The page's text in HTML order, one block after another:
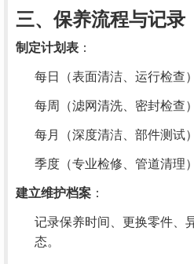
三、保养流程与记录
制定计划表 ：
每日（表面清洁、运行检查）
每周（滤网清洗、密封检查）
每月（深度清洁、部件测试）
季度（专业检修、管道清理）
建立维护档案 ：
记录保养时间、更换零件、
态。